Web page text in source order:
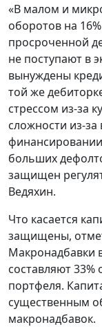
«В малом и
оборотов на 16%
просроченной
не поступают в
вынуждены
той же
стрессом из-за
сложности из-за
больших
защищен
Ведяхин.
Что касается
защищены,
Макронадбавки
составляют 33%
портфеля.
существенным
макронадбавок.